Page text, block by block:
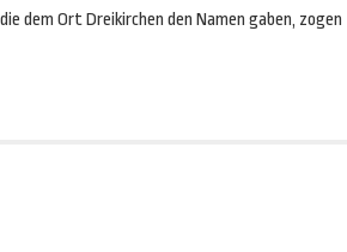
dem Ort Dreikirchen den Namen gaben, zogen